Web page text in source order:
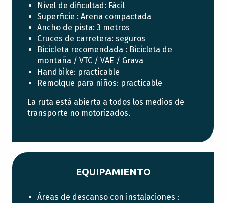
Nivel de dificultad: Fácil
Superficie : Arena compactada
Ancho de pista: 3 metros
Cruces de carretera: seguros
Bicicleta recomendada : Bicicleta de
montaña / VTC / VAE / Grava
Handbike: practicable
Remolque para niños: practicable
La ruta está abierta a todos los medios de
transporte no motorizados.
EQUIPAMIENTO
Áreas de descanso con instalaciones :